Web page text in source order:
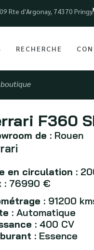
Rte d'Argonay, 74370 Pringy
RECHERCHE
F360
de : Rouen
en circulation :
: 76990 €
: 91200
: Automatique
: 400 CV
: Essence